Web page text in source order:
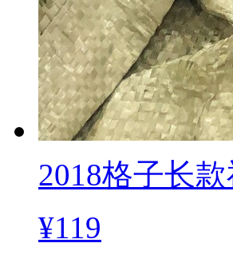
2018格子长
¥119